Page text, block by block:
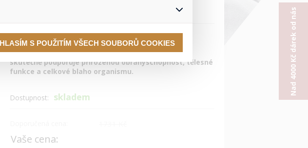
Nad 4000 Kč dárek od nás
Čínská medicína zná vlastnosti kordycepsu, tzv.
„zázračné houby“, již od starověku. Nejmodernější
vědecký výzkum potvrzuje, žeCordyceps sinensis
skutečně podporuje přirozenou obranyschopnost, tělesné
funkce a celkové blaho organismu.
Dostupnost: skladem
Vaše cena:
což vám pomůže vyhnout se nevhodným
S POUŽITÍM VŠECH SOUBORŮ COOKIES